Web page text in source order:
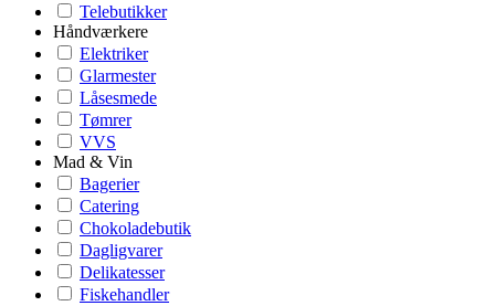
Telebutikker
Håndværkere
Elektriker
Glarmester
Låsesmede
Tømrer
VVS
Mad & Vin
Bagerier
Catering
Chokoladebutik
Dagligvarer
Delikatesser
Fiskehandler